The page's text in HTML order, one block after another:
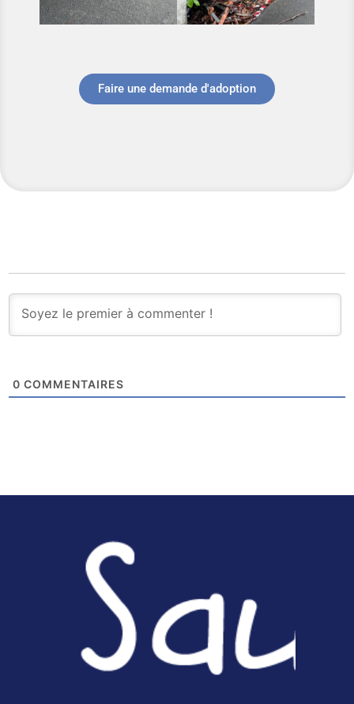
Faire une demande d'adoption
0 COMMENTAIRES